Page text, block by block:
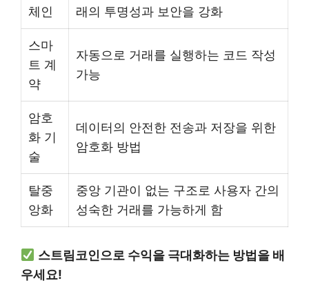
체인
래의 투명성과 보안을 강화
스마
트 계
약
자동으로 거래를 실행하는 코드 작성
가능
암호
화 기
술
데이터의 안전한 전송과 저장을 위한
암호화 방법
탈중
앙화
중앙 기관이 없는 구조로 사용자 간의
성숙한 거래를 가능하게 함
스트림코인으로 수익을 극대화하는 방법을 배
우세요!